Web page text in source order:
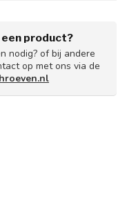
product?
nodig? of bij andere
op met ons via de